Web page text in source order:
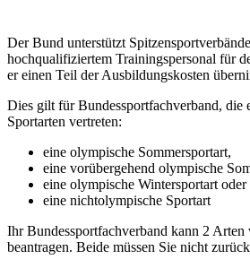
Der Bund unterstützt
hochqualifiziertem Trainingspersonal für
er einen Teil der Ausbildungskosten
Dies gilt für Bundessportfachverband, die
Sportarten vertreten:
eine olympische Sommersportart,
eine vorübergehend olympische
eine olympische Wintersportart oder
eine nichtolympische Sportart
Ihr Bundessportfachverband kann 2
beantragen. Beide müssen Sie nicht